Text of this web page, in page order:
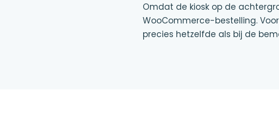
Omdat de kiosk op de
WooCommerce-bestelling.
precies hetzelfde als bij de